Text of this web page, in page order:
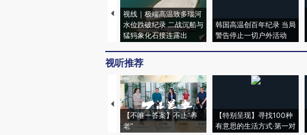
视线｜极端高温致多瑙河
水位跌破纪录 二战沉船与
猛犸象化石接连露出
韩国高温创百年纪录 当局
警告停止一切户外活动
视听推荐
【不唯一答案】不止“养
老”
【特别呈现】寻找100种
有意思的生活方式·第一对